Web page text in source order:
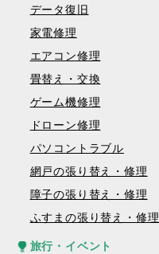
データ復旧
家電修理
エアコン修理
畳替え・交換
ゲーム機修理
ドローン修理
パソコントラブル
網戸の張り替え・修理
障子の張り替え・修理
ふすまの張り替え・修理
旅行・イベント